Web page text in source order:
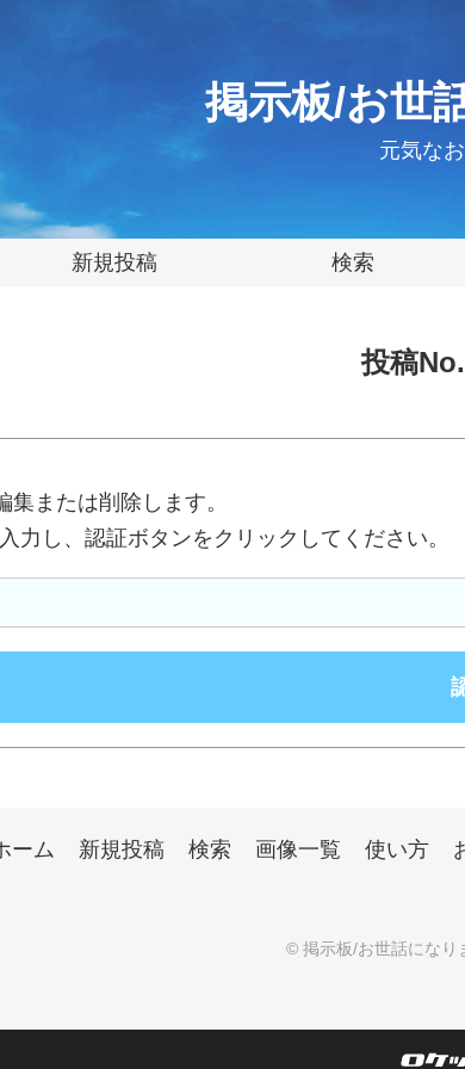
掲示板/お世
元気な
新規投稿 検索
投稿
または削除します。
力し、認証ボタンをクリックしてください。
ーム 新規投稿 検索 画像一覧 使い方
© 掲示板/お世話になり